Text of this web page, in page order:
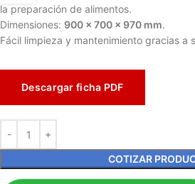
la preparación de alimentos.
Dimensiones: 900 x 700 x 970 mm.
Fácil limpieza y mantenimiento gracias a
Descargar ficha PDF
COTIZAR